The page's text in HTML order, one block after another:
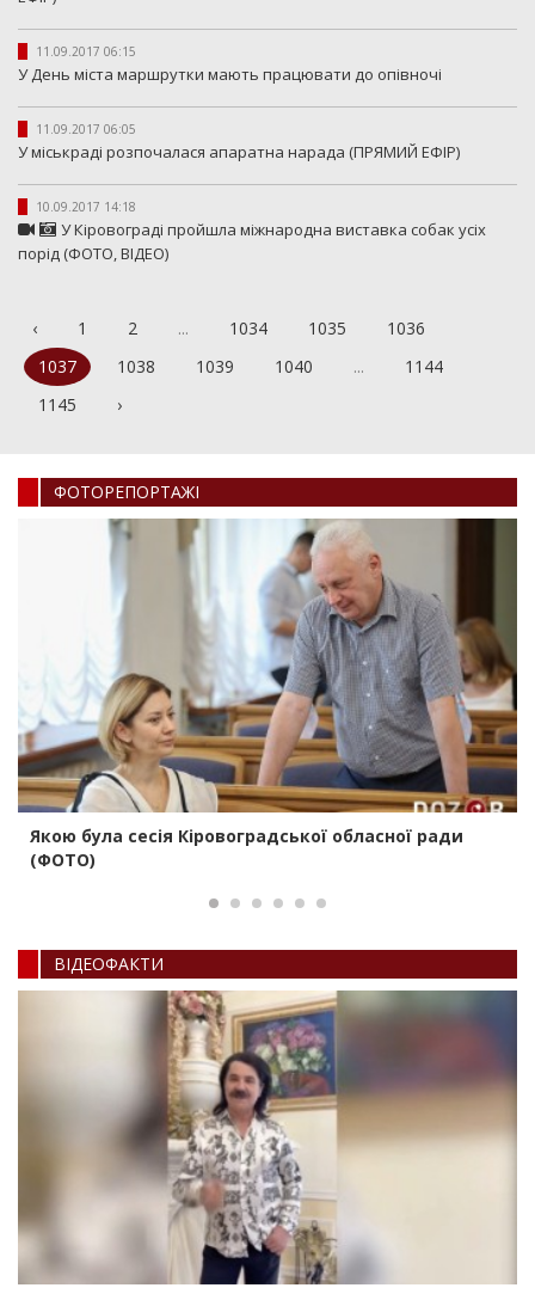
11.09.2017 06:15
У День міста маршрутки мають працювати до опівночі
11.09.2017 06:05
У міськраді розпочалася апаратна нарада (ПРЯМИЙ ЕФІР)
10.09.2017 14:18
У Кіровограді пройшла міжнародна виставка собак усіх
порід (ФОТО, ВІДЕО)
‹ 1 2 ... 1034 1035
1036
1037
1038 1039 1040 ...
1144
1145
›
ФОТОРЕПОРТАЖI
Якою була сесія Кіровоградської обласної ради
(ФОТО)
ВIДЕОФАКТИ